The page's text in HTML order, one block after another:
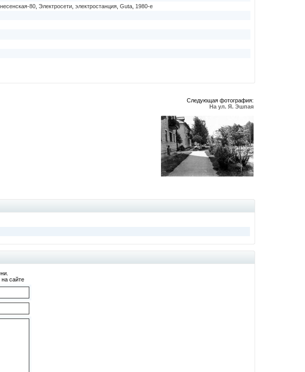
80 Электросети электростанция Guta 1980-е
Следующая фотография:
На ул. Я. Эшпая
на сайте